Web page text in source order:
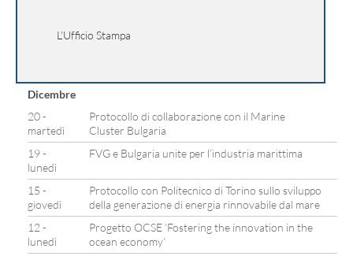
L’Ufficio Stampa
Dicembre
20 -
martedì
Protocollo di collaborazione con il Marine
Cluster Bulgaria
19 -
lunedì
FVG e Bulgaria unite per l’industria marittima
15 -
giovedì
Protocollo con Politecnico di Torino sullo sviluppo
della generazione di energia rinnovabile dal mare
12 -
lunedì
Progetto OCSE ‘Fostering the innovation in the
ocean economy’